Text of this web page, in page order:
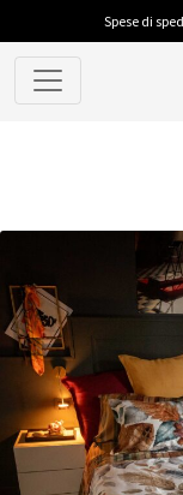
Spese di